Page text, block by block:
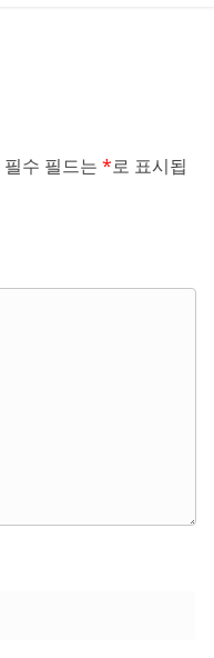
필수 필드는 *로 표시됩